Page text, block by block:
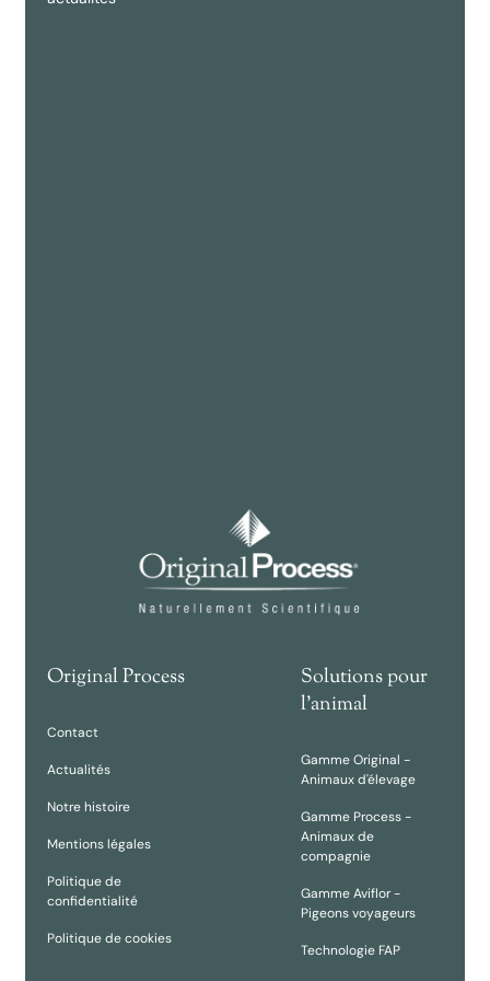
Original Process
Contact
Actualités
Notre histoire
Mentions légales
Politique de
confidentialité
Politique de cookies
Solutions pour
l'animal
Gamme Original -
Animaux d'élevage
Gamme Process -
Animaux de
compagnie
Gamme Aviflor -
Pigeons voyageurs
Technologie FAP